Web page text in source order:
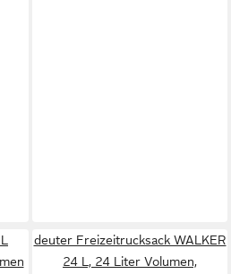
deuter Freizeitrucksack WALKER
24 L, 24 Liter Volumen,